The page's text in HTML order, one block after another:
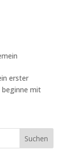
erster
beginne mit
Suchen